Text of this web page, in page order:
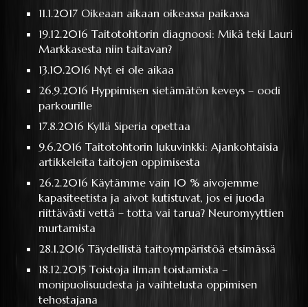
11.1.2017 Oikeaan aikaan oikeassa paikassa
19.12.2016Taitotohtorin diagnoosi: Mikä teki Lauri
Markkasesta niin taitavan?
13.10.2016 Nyt ei ole aikaa
26.9.2016 Hyppimisen sietämätön keveys – oodi
parkourille
17.8.2016Kyllä Siperia opettaa
9.6.2016Taitotohtorin lukuvinkki: Ajankohtaisia
artikkeleita taitojen oppimisesta
26.2.2016 Käytämme vain 10 % aivojemme
kapasiteetista ja aivot kutistuvat, jos ei juoda
riittävästi vettä – totta vai tarua? Neuromyyttien
murtamista
28.1.2016Täydellistä taitoympäristöä etsimässä
18.12.2015Toistoja ilman toistamista –
monipuolisuudesta ja vaihtelusta oppimisen
tehostajana